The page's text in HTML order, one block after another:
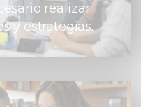
realizar
y estrategias.